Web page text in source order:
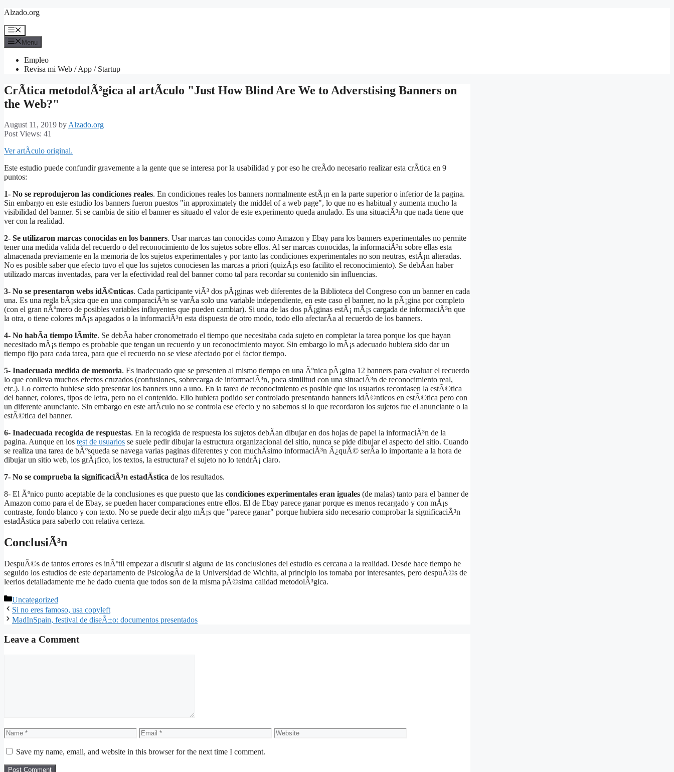
Skip
content
Alzado.org
Menu
Menu
Empleo
Revisa mi Web / App / Startup
CrÃ­tica metodolÃ³gica al artÃ­culo "Just How Blind Are We to Adverstising Banners on
the Web?"
August 11, 2019 byAlzado.org
Post Views: 41
Ver artÃ­culo original.
Este estudio puede confundir gravemente a la gente que se interesa por la usabilidad y por eso he creÃ­do necesario realizar esta crÃ­tica en 9
puntos:
1- No se reprodujeron las condiciones reales. En condiciones reales los banners normalmente estÃ¡n en la parte superior o inferior de la pagina.
Sin embargo en este estudio los banners fueron puestos "in approximately the middel of a web page", lo que no es habitual y aumenta mucho la
visibilidad del banner. Si se cambia de sitio el banner es situado el valor de este experimento queda anulado. Es una situaciÃ³n que nada tiene que
ver con la realidad.
2- Se utilizaron marcas conocidas en los banners. Usar marcas tan conocidas como Amazon y Ebay para los banners experimentales no permite
tener una medida valida del recuerdo o del reconocimiento de los sujetos sobre ellos. Al ser marcas conocidas, la informaciÃ³n sobre ellas esta
almacenada previamente en la memoria de los sujetos experimentales y por tanto las condiciones experimentales no son neutras, estÃ¡n alteradas.
No es posible saber que efecto tuvo el que los sujetos conociesen las marcas a priori (quizÃ¡s eso facilito el reconocimiento). Se debÃ­an haber
utilizado marcas inventadas, para ver la efectividad real del banner como tal para recordar su contenido sin influencias.
3- No se presentaron webs idÃ©nticas. Cada participante viÃ³ dos pÃ¡ginas web diferentes de la Biblioteca del Congreso con un banner en cada
una. Es una regla bÃ¡sica que en una comparaciÃ³n se varÃ­a solo una variable independiente, en este caso el banner, no la pÃ¡gina por completo
(con el gran nÃºmero de posibles variables influyentes que pueden cambiar). Si una de las dos pÃ¡ginas estÃ¡ mÃ¡s cargada de informaciÃ³n que
la otra, o tiene colores mÃ¡s apagados o la informaciÃ³n esta dispuesta de otro modo, todo ello afectarÃ­a al recuerdo de los banners.
4- No habÃ­a tiempo lÃ­mite. Se debÃ­a haber cronometrado el tiempo que necesitaba cada sujeto en completar la tarea porque los que hayan
necesitado mÃ¡s tiempo es probable que tengan un recuerdo y un reconocimiento mayor. Sin embargo lo mÃ¡s adecuado hubiera sido dar un
tiempo fijo para cada tarea, para que el recuerdo no se viese afectado por el factor tiempo.
5- Inadecuada medida de memoria. Es inadecuado que se presenten al mismo tiempo en una Ãºnica pÃ¡gina 12 banners para evaluar el recuerdo
lo que conlleva muchos efectos cruzados (confusiones, sobrecarga de informaciÃ³n, poca similitud con una situaciÃ³n de reconocimiento real,
etc.). Lo correcto hubiese sido presentar los banners uno a uno. En la tarea de reconocimiento es posible que los usuarios recordasen la estÃ©tica
del banner, colores, tipos de letra, pero no el contenido. Ello hubiera podido ser controlado presentando banners idÃ©nticos en estÃ©tica pero con
un diferente anunciante. Sin embargo en este artÃ­culo no se controla ese efecto y no sabemos si lo que recordaron los sujetos fue el anunciante o la
estÃ©tica del banner.
6- Inadecuada recogida de respuestas. En la recogida de respuesta los sujetos debÃ­an dibujar en dos hojas de papel la informaciÃ³n de la
pagina. Aunque en los test de usuarios se suele pedir dibujar la estructura organizacional del sitio, nunca se pide dibujar el aspecto del sitio. Cuando
se realiza una tarea de bÃºsqueda se navega varias paginas diferentes y con muchÃ­simo informaciÃ³n Â¿quÃ© serÃ­a lo importante a la hora de
dibujar un sitio web, los grÃ¡fico, los textos, la estructura? el sujeto no lo tendrÃ¡ claro.
7- No se comprueba la significaciÃ³n estadÃ­stica de los resultados.
8- El Ãºnico punto aceptable de la conclusiones es que puesto que las condiciones experimentales eran iguales (de malas) tanto para el banner de
Amazon como para el de Ebay, se pueden hacer comparaciones entre ellos. El de Ebay parece ganar porque es menos recargado y con mÃ¡s
contraste, fondo blanco y con texto. No se puede decir algo mÃ¡s que "parece ganar" porque hubiera sido necesario comprobar la significaciÃ³n
estadÃ­stica para saberlo con relativa certeza.
ConclusiÃ³n
DespuÃ©s de tantos errores es inÃºtil empezar a discutir si alguna de las conclusiones del estudio es cercana a la realidad. Desde hace tiempo he
seguido los estudios de este departamento de PsicologÃ­a de la Universidad de Wichita, al principio los tomaba por interesantes, pero despuÃ©s de
leerlos detalladamente me he dado cuenta que todos son de la misma pÃ©sima calidad metodolÃ³gica.
Categories
Uncategorized
Si no eres famoso, usa copyleft
MadInSpain, festival de diseÃ±o: documentos presentados
Leave a Comment
Name Email Website
Save my name, email, and website in this browser for the next time I comment.